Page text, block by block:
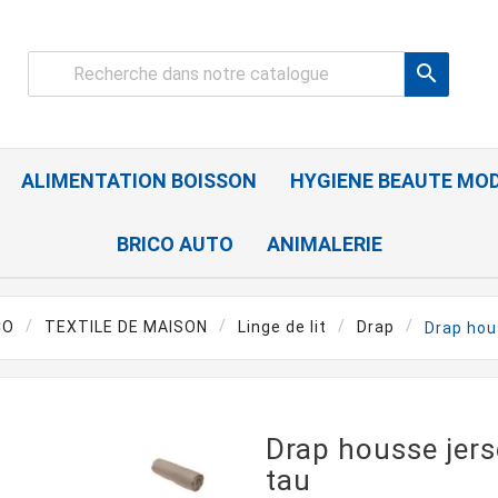

ALIMENTATION BOISSON HYGIENE BEAUTE
BRICO AUTO ANIMALERIE
TEXTILE DE MAISON Linge de lit Drap Drap
Drap housse
tau